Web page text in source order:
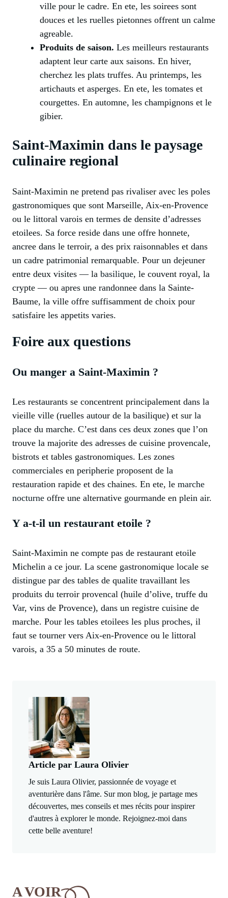
ville pour le cadre. En ete, les soirees sont
douces et les ruelles pietonnes offrent un calme
agreable.
Produits de saison. Les meilleurs restaurants
adaptent leur carte aux saisons. En hiver,
cherchez les plats truffes. Au printemps, les
artichauts et asperges. En ete, les tomates et
courgettes. En automne, les champignons et le
gibier.
Saint-Maximin dans le paysage
culinaire regional
Saint-Maximin ne pretend pas rivaliser avec les poles
gastronomiques que sont Marseille, Aix-en-Provence
ou le littoral varois en termes de densite d’adresses
etoilees. Sa force reside dans une offre honnete,
ancree dans le terroir, a des prix raisonnables et dans
un cadre patrimonial remarquable. Pour un dejeuner
entre deux visites — la basilique, le couvent royal, la
crypte — ou apres une randonnee dans la Sainte-
Baume, la ville offre suffisamment de choix pour
satisfaire les appetits varies.
Foire aux questions
Ou manger a Saint-Maximin ?
Les restaurants se concentrent principalement dans la
vieille ville (ruelles autour de la basilique) et sur la
place du marche. C’est dans ces deux zones que l’on
trouve la majorite des adresses de cuisine provencale,
bistrots et tables gastronomiques. Les zones
commerciales en peripherie proposent de la
restauration rapide et des chaines. En ete, le marche
nocturne offre une alternative gourmande en plein air.
Y a-t-il un restaurant etoile ?
Saint-Maximin ne compte pas de restaurant etoile
Michelin a ce jour. La scene gastronomique locale se
distingue par des tables de qualite travaillant les
produits du terroir provencal (huile d’olive, truffe du
Var, vins de Provence), dans un registre cuisine de
marche. Pour les tables etoilees les plus proches, il
faut se tourner vers Aix-en-Provence ou le littoral
varois, a 35 a 50 minutes de route.
Article par Laura Olivier
Je suis Laura Olivier, passionnée de voyage et
aventurière dans l'âme. Sur mon blog, je partage mes
découvertes, mes conseils et mes récits pour inspirer
d'autres à explorer le monde. Rejoignez-moi dans
cette belle aventure!
A VOIR